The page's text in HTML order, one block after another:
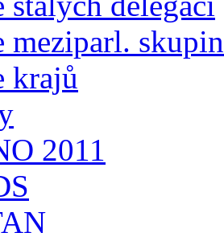
meziparl. skupin
krajů
2011